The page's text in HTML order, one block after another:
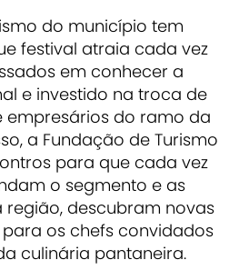
do município tem
festival atraia cada vez
em conhecer a
e investido na troca de
empresários do ramo da
a Fundação de Turismo
para que cada vez
o segmento e as
descubram novas
os chefs convidados
culinária pantaneira.